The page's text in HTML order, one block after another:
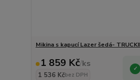
Mikina s kapucí Lazer šedá-
1 859 Kč/ks
1 536 Kčbez DPH